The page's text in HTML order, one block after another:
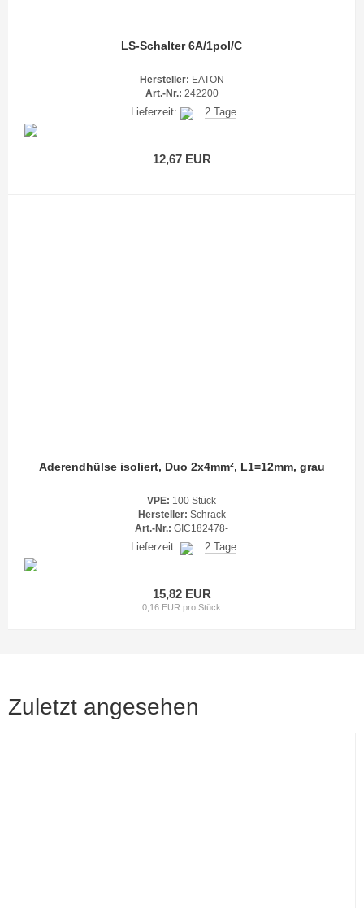
LS-Schalter 6A/1pol/C
Hersteller: EATON
Art.-Nr.: 242200
Lieferzeit: 2 Tage
12,67 EUR
Aderendhülse isoliert, Duo 2x4mm², L1=12mm, grau
VPE: 100 Stück
Hersteller: Schrack
Art.-Nr.: GIC182478-
Lieferzeit: 2 Tage
15,82 EUR
0,16 EUR pro Stück
Zuletzt angesehen